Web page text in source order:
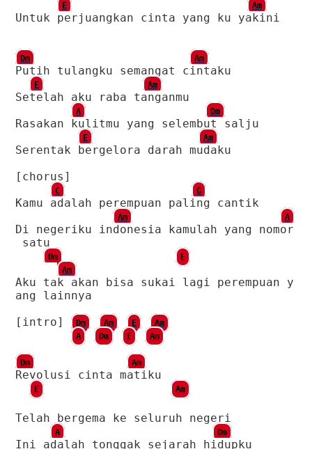
E Am
Untuk perjuangkan cinta yang ku yakini
Dm Am
Putih tulangku semangat cintaku
E Am
Setelah aku raba tanganmu
A Dm
Rasakan kulitmu yang selembut salju
E Am
Serentak bergelora darah mudaku
[chorus]
C G
Kamu adalah perempuan paling cantik
Am A
Di negeriku indonesia kamulah yang nomor
satu
Dm
E
Am
Aku tak akan bisa sukai lagi perempuan y
ang lainnya
[intro]
Dm Am E
Am
A
Dm E Am
Dm Am
Revolusi cinta matiku
E Am
Telah bergema ke seluruh negeri
A Dm
Ini adalah tonggak sejarah hidupku